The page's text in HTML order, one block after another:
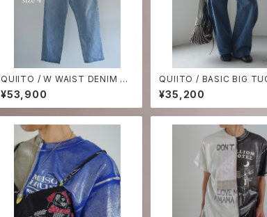
QUIITO / W WAIST DENIM PT
-size 4-
¥53,900
QUIITO / BASIC BIG TUCK P
T
¥35,200